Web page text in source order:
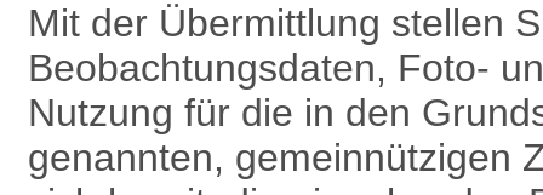
Mit der Übermittlung stellen
Beobachtungsdaten, Foto-
Nutzung für die in den
genannten, gemeinnützigen